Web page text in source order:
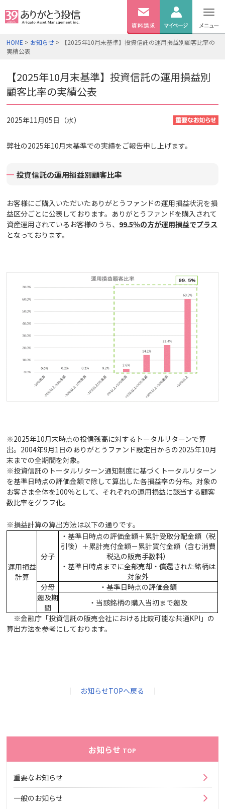
無料資料 ログイン
HOME > お知らせ > 【2025年10月末基準】投資信託の運用損益別顧客比率の
実績公表
【2025年10月末基準】投資信託の運用損益別
顧客比率の実績公表
2025年11月05日（水）
弊社の2025年10月末基準での実績をご報告申し上げます。
投資信託の運用損益別顧客比率
お客様にご購入いただいたありがとうファンドの運用損益状況を損
益区分ごとに公表しております。ありがとうファンドを購入されて
資産運用されているお客様のうち、 99.5％の方が運用損益でプラス
となっております。
※2025年10月末時点の投信残高に対するトータルリターンで算
出。2004年9月1日のありがとうファンド設定日からの2025年10月
末までの全期間を対象。
※投資信託のトータルリターン通知制度に基づくトータルリターン
を基準日時点の評価金額で除して算出した各損益率の分布。対象の
お客さま全体を100％として、それぞれの運用損益に該当する顧客
数比率をグラフ化。
※損益計算の算出方法は以下の通りです。
運用損益
計算
分子
・基準日時点の評価金額＋累計受取分配金額（税
引後）＋累計売付金額－累計買付金額（含む消費
税込の販売手数料）
・基準日時点までに全部売却・償還された銘柄は
対象外
分母
・基準日時点の評価金額
遡及期
間
・当該銘柄の購入当初まで遡及
※金融庁「投資信託の販売会社における比較可能な共通KPI」の
算出方法を参考にしております。
｜ お知らせTOPへ戻る ｜
お知らせ TOP
重要なお知らせ
一般のお知らせ